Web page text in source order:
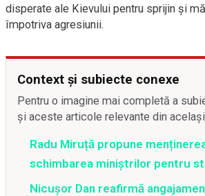
disperate ale Kievului pentru sprijin și
împotriva agresiunii.
Context și subiecte conexe
Pentru o imagine mai completă a
și aceste articole relevante din
Radu Miruță propune
schimbarea miniștrilor pentru
Nicușor Dan reafirmă